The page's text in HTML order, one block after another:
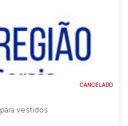
CANCELADO
vestidos